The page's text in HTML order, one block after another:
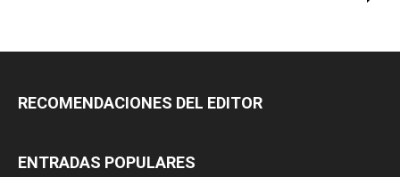
RECOMENDACIONES DEL EDITOR
ENTRADAS POPULARES